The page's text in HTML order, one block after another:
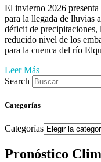
El invierno 2026
para la llegada de lluvias
déficit de precipitaciones,
reducido nivel de los
para la cuenca del río
Leer Más
Search
Categorías
Categorías
Pronóstico